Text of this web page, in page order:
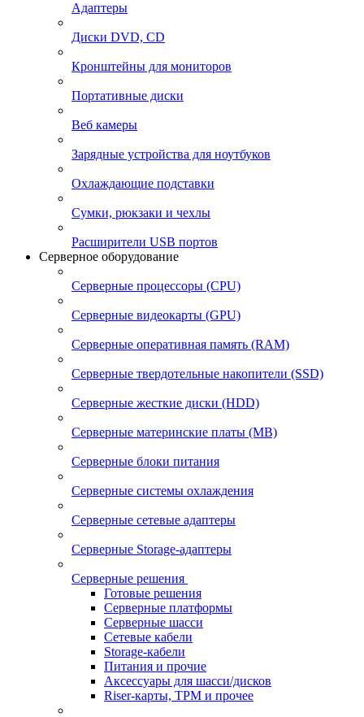
Адаптеры
Диски DVD, CD
Кронштейны для мониторов
Портативные диски
Веб камеры
Зарядные устройства для ноутбуков
Охлаждающие подставки
Сумки, рюкзаки и чехлы
Расширители USB портов
Серверное оборудование
Серверные процессоры (CPU)
Серверные видеокарты (GPU)
Серверные оперативная память (RAM)
Серверные твердотельные накопители (SSD)
Серверные жесткие диски (HDD)
Серверные материнские платы (MB)
Серверные блоки питания
Серверные системы охлаждения
Серверные сетевые адаптеры
Серверные Storage-адаптеры
Серверные решения
Готовые решения
Серверные платформы
Серверные шасси
Сетевые кабели
Storage-кабели
Питания и прочие
Аксессуары для шасси/дисков
Riser-карты, TPM и прочее